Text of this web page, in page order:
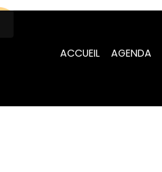
ACCUEIL AGENDA